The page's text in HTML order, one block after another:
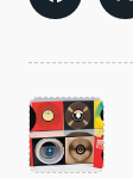
<span
class="nav-
subtitle